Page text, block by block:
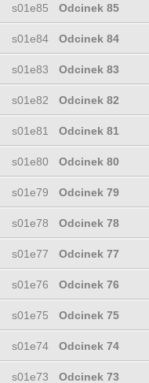
s01e85 Odcinek 85
s01e84 Odcinek 84
s01e83 Odcinek 83
s01e82 Odcinek 82
s01e81 Odcinek 81
s01e80 Odcinek 80
s01e79 Odcinek 79
s01e78 Odcinek 78
s01e77 Odcinek 77
s01e76 Odcinek 76
s01e75 Odcinek 75
s01e74 Odcinek 74
s01e73 Odcinek 73